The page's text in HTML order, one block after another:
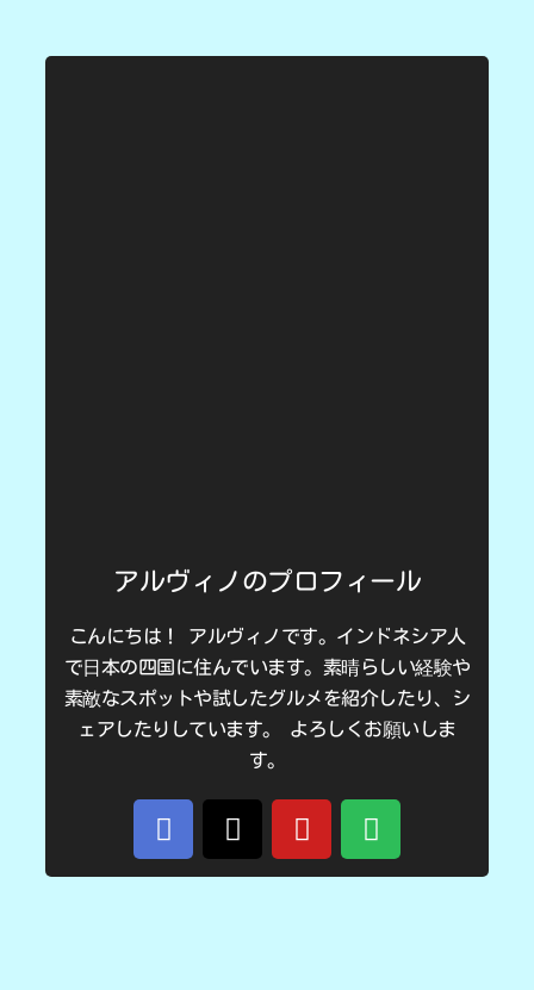
アルヴィノのプロフィール
こんにちは！ アルヴィノです。インドネシア人
で日本の四国に住んでいます。素晴らしい経験や
素敵なスポットや試したグルメを紹介したり、シ
ェアしたりしています。 よろしくお願いしま
す。